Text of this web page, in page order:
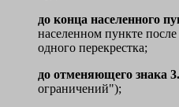
до конца населенного
населенном пункте
одного перекрестка;
до отменяющего знака
ограничений");